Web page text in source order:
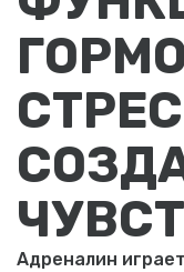
Адреналин